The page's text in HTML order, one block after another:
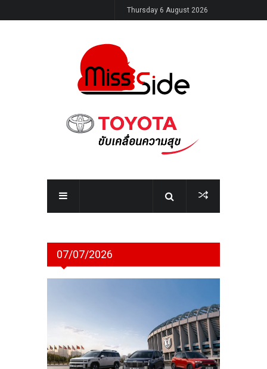
Thursday 6 August 2026
07/07/2026